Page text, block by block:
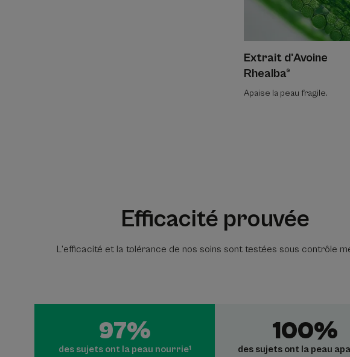
Extrait d'Avoine
Rhealba®
Apaise la peau fragile.
Efficacité prouvée
L'efficacité et la tolérance de nos soins sont testées sous contrôle
97%
des sujets ont la peau nourrie¹
100%
des sujets ont la peau